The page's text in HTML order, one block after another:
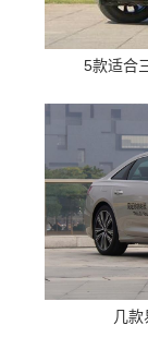
5款适合
几款